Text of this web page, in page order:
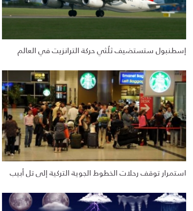
إسطنبول ستستضيف ثلُثي حركة الترانزيت في العالم
استمرار توقف رحلات الخطوط الجوية التركية إلى تل أبيب